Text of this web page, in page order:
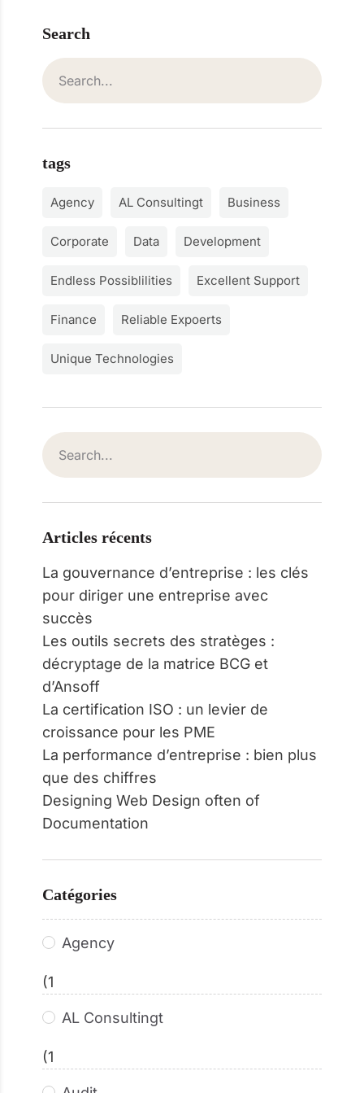
Search
tags
Agency AL Consultingt Business
Corporate Data Development
Endless Possiblilities Excellent Support
Finance Reliable Expoerts
Unique Technologies
Articles récents
La gouvernance d’entreprise : les clés
pour diriger une entreprise avec
succès
Les outils secrets des stratèges :
décryptage de la matrice BCG et
d’Ansoff
La certification ISO : un levier de
croissance pour les PME
La performance d’entreprise : bien plus
que des chiffres
Designing Web Design often of
Documentation
Catégories
Agency
(1
AL Consultingt
(1